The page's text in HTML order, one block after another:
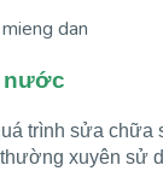
nước
trình sửa chữa
xuyên sử